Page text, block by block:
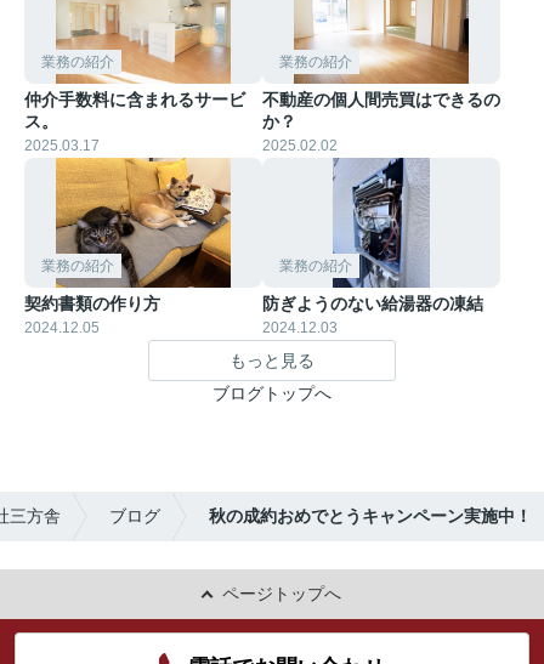
業務の紹介
仲介手数料に含まれるサービ
ス。
2025.03.17
業務の紹介
不動産の個人間売買はできるの
か？
2025.02.02
業務の紹介
契約書類の作り方
2024.12.05
業務の紹介
防ぎようのない給湯器の凍結
2024.12.03
もっと見る
ブログトップへ
三方舎 ブログ 秋の成約おめでとうキャンペーン実施中！
ページトップへ